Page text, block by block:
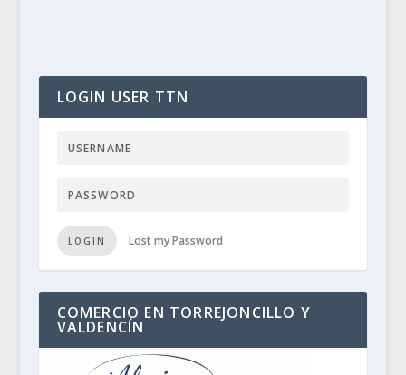
LOGIN USER TTN
LOGIN Lost my Password
COMERCIO EN TORREJONCILLO Y
VALDENCÍN